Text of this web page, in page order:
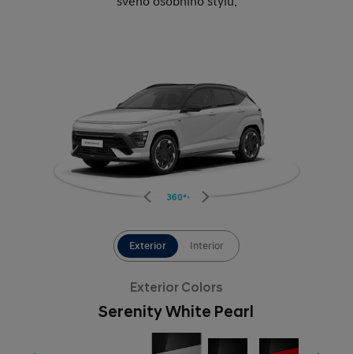
360°
Exterior Interior
Exterior Colors
Serenity White Pearl